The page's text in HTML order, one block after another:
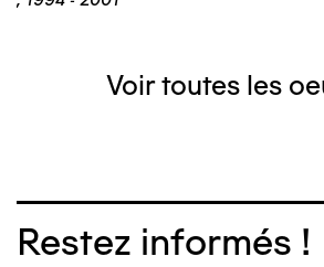
Voir toutes les
Restez informés !